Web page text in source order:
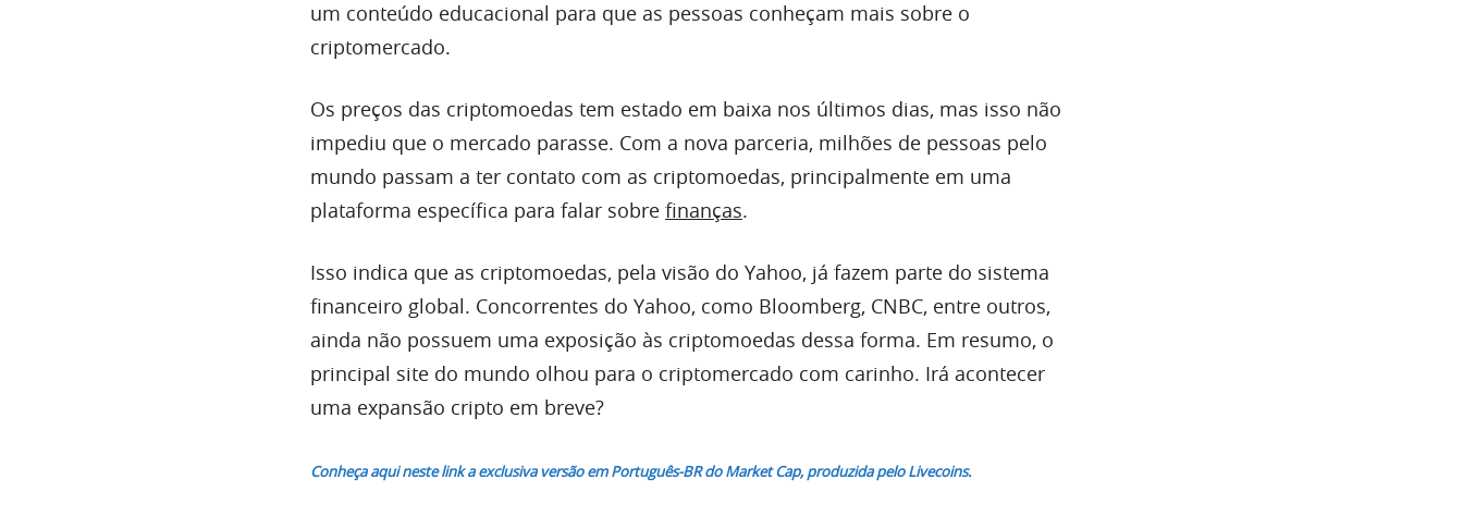
um conteúdo educacional para que as pessoas conheçam mais sobre o
criptomercado.
Os preços das criptomoedas tem estado em baixa nos últimos dias, mas isso não
impediu que o mercado parasse. Com a nova parceria, milhões de pessoas pelo
mundo passam a ter contato com as criptomoedas, principalmente em uma
plataforma específica para falar sobre finanças.
Isso indica que as criptomoedas, pela visão do Yahoo, já fazem parte do sistema
financeiro global. Concorrentes do Yahoo, como Bloomberg, CNBC, entre outros,
ainda não possuem uma exposição às criptomoedas dessa forma. Em resumo, o
principal site do mundo olhou para o criptomercado com carinho. Irá acontecer
uma expansão cripto em breve?
Conheça aqui neste link a exclusiva versão em Português-BR do Market Cap, produzida pelo Livecoins.